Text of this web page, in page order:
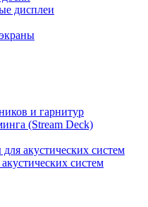
дисплеи
и гарнитур
(Stream Deck)
акустических систем
систем